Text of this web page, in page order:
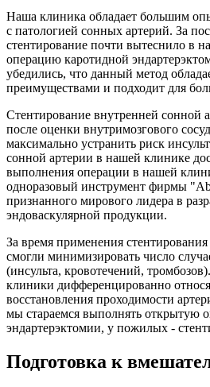
Наша клиника обладает большим
с патологией сонных артерий. За
стентирование почти вытеснило в
операцию каротидной
убедились, что данный метод
преимуществами и подходит для
Стентирование внутренней сонной
после оценки внутримозгового
максимально устранить риск
сонной артерии в нашей клинике
выполнения операции в нашей
одноразовый инструмент фирмы
признанного мирового лидера в
эндоваскулярной продукции.
За время применения
смогли минимизировать число
(инсульта, кровотечений,
клиники дифференцированно
восстановления проходимости
мы стараемся выполнять открытую
эндартерэктомии, у пожилых -
Подготовка к